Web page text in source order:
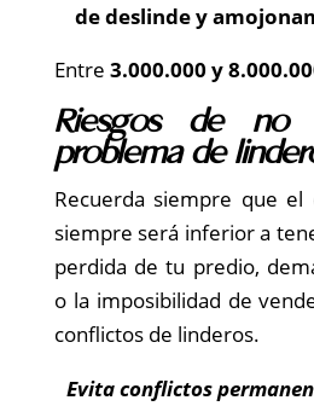
de deslinde y
Entre 3.000.000 y
Riesgos de no
problema de
Recuerda siempre que
siempre será inferior a
perdida de tu predio,
o la imposibilidad de
conflictos de linderos.
Evita conflictos